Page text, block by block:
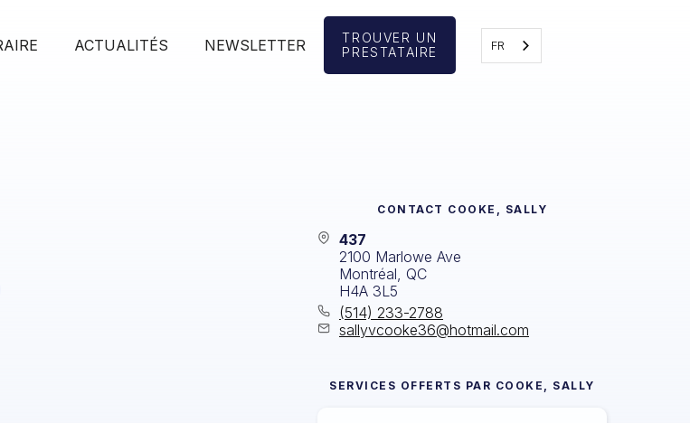
ACTUALITÉS NEWSLETTER
TROUVER UN
PRESTATAIRE
FR
CONTACT COOKE, SALLY
437
2100 Marlowe Ave
Montréal, QC
H4A 3L5
(514) 233-2788
sallyvcooke36@hotmail.com
SERVICES OFFERTS PAR COOKE, SALLY